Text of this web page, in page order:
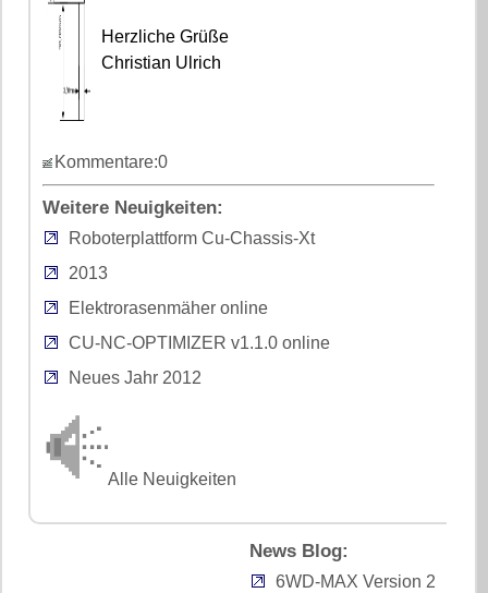
Herzliche Grüße
Christian Ulrich
Kommentare:0
Weitere Neuigkeiten:
Roboterplattform Cu-Chassis-Xt
2013
Elektrorasenmäher online
CU-NC-OPTIMIZER v1.1.0 online
Neues Jahr 2012
Alle Neuigkeiten
News Blog:
6WD-MAX Version 2